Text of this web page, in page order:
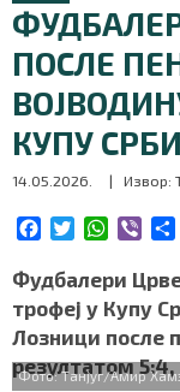
ПОСЛЕ
КУПУ
14.05.2026. | Извор:
c
e
b
o
o
i
t
t
e
r
W
a
t
s
A
p
b
e
r
Фудбалери
трофеј у Купу
Лозници после
резултатом
Фото: Танјуг/Амир
НАЈНОВИЈЕ
НОВИ САД
ПОДКАСТ
ЗЕЛЕНИ ГРАД
ВИДЕО
СПЕЦИЈАЛИ
БЛОГ